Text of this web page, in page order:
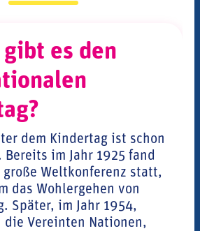
gibt es den
dem Kindertag ist schon
im Jahr 1925 fand
große Weltkonferenz statt,
das Wohlergehen von
Später, im Jahr 1954,
die Vereinten Nationen,